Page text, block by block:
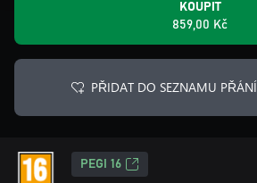
KOUPIT
859,00 Kč
PŘIDAT DO SEZNAMU PŘÁNÍ
PEGI 16